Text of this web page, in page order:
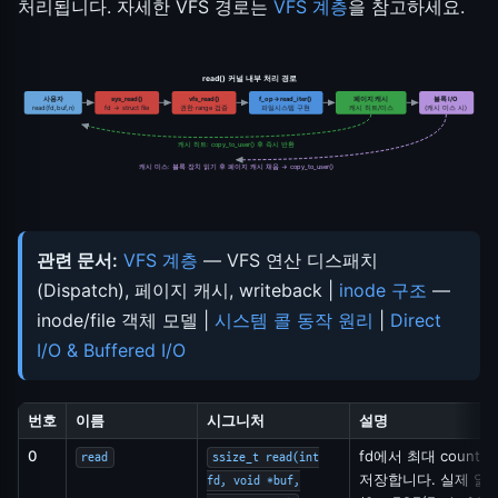
처리됩니다. 자세한 VFS 경로는 VFS 계층을 참고하세요.
read() 커널 내부 처리 경로
사용자
read(fd,buf,n)
sys_read()
fd → struct file
vfs_read()
권한·range 검증
f_op→read_iter()
파일시스템 구현
페이지 캐시
캐시 히트/미스
블록 I/O
(캐시 미스 시)
캐시 히트: copy_to_user() 후 즉시 반환
캐시 미스: 블록 장치 읽기 후 페이지 캐시 채움 → copy_to_user()
관련 문서: VFS 계층 — VFS 연산 디스패치
(Dispatch), 페이지 캐시, writeback | inode 구조 —
inode/file 객체 모델 | 시스템 콜 동작 원리
Direct
I/O & Buffered I/O
번호 이름 시그니처
설명
0
read
ssize_t read(int
fd, void *buf,
fd에서 최대 count
저장합니다. 실제 읽